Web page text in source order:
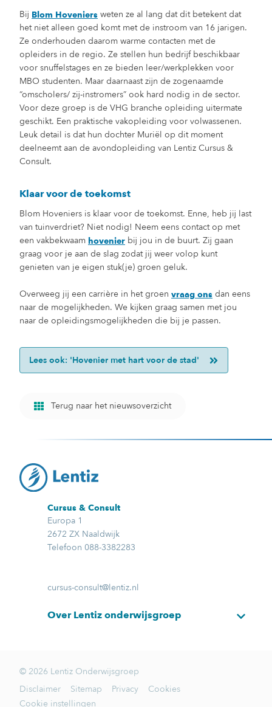
Bij Blom Hoveniers weten ze al lang dat dit betekent dat
het niet alleen goed komt met de instroom van 16 jarigen.
Ze onderhouden daarom warme contacten met de
opleiders in de regio. Ze stellen hun bedrijf beschikbaar
voor snuffelstages en ze bieden leer/werkplekken voor
MBO studenten. Maar daarnaast zijn de zogenaamde
“omscholers/ zij-instromers” ook hard nodig in de sector.
Voor deze groep is de VHG branche opleiding uitermate
geschikt. Een praktische vakopleiding voor volwassenen.
Leuk detail is dat hun dochter Muriël op dit moment
deelneemt aan de avondopleiding van Lentiz Cursus &
Consult.
Klaar voor de toekomst
Blom Hoveniers is klaar voor de toekomst. Enne, heb jij last
van tuinverdriet? Niet nodig! Neem eens contact op met
een vakbekwaam hovenier bij jou in de buurt. Zij gaan
graag voor je aan de slag zodat jij weer volop kunt
genieten van je eigen stuk(je) groen geluk.
Overweeg jij een carrière in het groen vraag ons dan eens
naar de mogelijkheden. We kijken graag samen met jou
naar de opleidingsmogelijkheden die bij je passen.
Lees ook: 'Hovenier met hart voor de stad'
Terug naar het nieuwsoverzicht
Cursus & Consult
Europa 1
2672 ZX Naaldwijk
Telefoon 088-3382283
cursus-consult@lentiz.nl
Over Lentiz onderwijsgroep
© 2026 Lentiz Onderwijsgroep
Disclaimer
Sitemap Privacy
Cookies
Cookie instellingen